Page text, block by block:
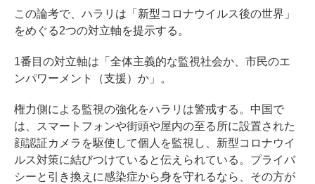
この論考で、ハラリは「新型コロナウイルス後の世界」
をめぐる2つの対立軸を提示する。
1番目の対立軸は「全体主義的な監視社会か、市民のエ
ンパワーメント（支援）か」。
権力側による監視の強化をハラリは警戒する。中国で
は、スマートフォンや街頭や屋内の至る所に設置された
顔認証カメラを駆使して個人を監視し、新型コロナウイ
ルス対策に結びつけていると伝えられている。プライバ
シーと引き換えに感染症から身を守れるなら、その方が